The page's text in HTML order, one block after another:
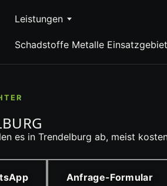
Leistungen
Schadstoffe Metalle Einsatzgebiet
es in Trendelburg ab, meist
Anfrage-Formular